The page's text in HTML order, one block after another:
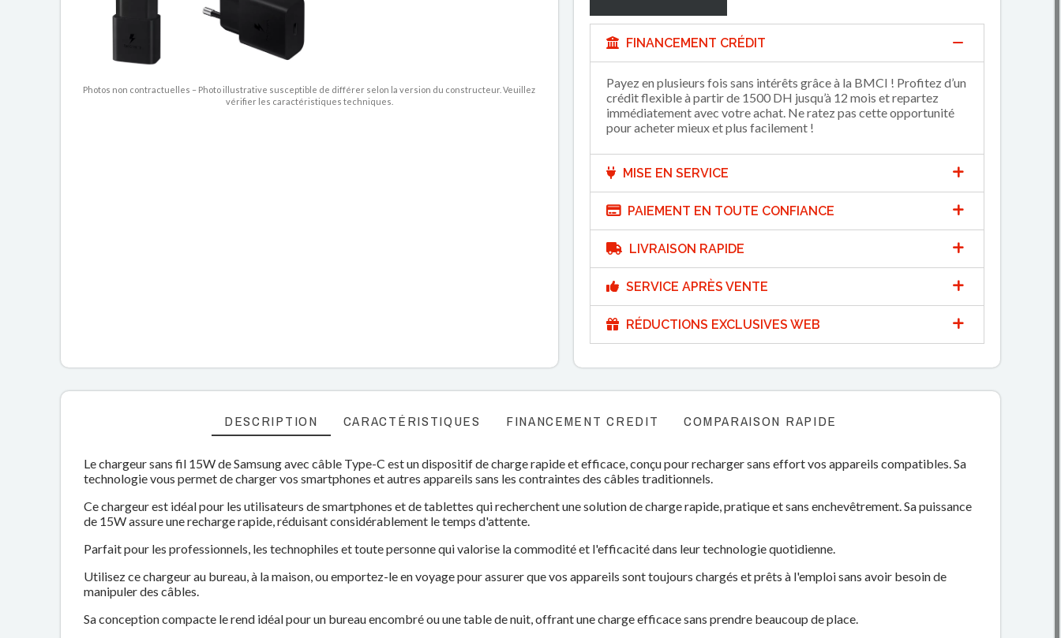
Photos non contractuelles – Photo illustrative susceptible de différer selon la version du constructeur. Veuillez
vérifier les caractéristiques techniques.
FINANCEMENT CRÉDIT
Payez en plusieurs fois sans intérêts grâce à la BMCI ! Profitez d’un
crédit flexible à partir de 1500 DH jusqu’à 12 mois et repartez
immédiatement avec votre achat. Ne ratez pas cette opportunité
pour acheter mieux et plus facilement !
MISE EN SERVICE
PAIEMENT EN TOUTE CONFIANCE
LIVRAISON RAPIDE
SERVICE APRÈS VENTE
RÉDUCTIONS EXCLUSIVES WEB
DESCRIPTION CARACTÉRISTIQUES FINANCEMENT CREDIT COMPARAISON RAPIDE
Le chargeur sans fil 15W de Samsung avec câble Type-C est un dispositif de charge rapide et efficace, conçu pour recharger sans effort vos appareils compatibles. Sa
technologie vous permet de charger vos smartphones et autres appareils sans les contraintes des câbles traditionnels.
Ce chargeur est idéal pour les utilisateurs de smartphones et de tablettes qui recherchent une solution de charge rapide, pratique et sans enchevêtrement. Sa puissance
de 15W assure une recharge rapide, réduisant considérablement le temps d'attente.
Parfait pour les professionnels, les technophiles et toute personne qui valorise la commodité et l'efficacité dans leur technologie quotidienne.
Utilisez ce chargeur au bureau, à la maison, ou emportez-le en voyage pour assurer que vos appareils sont toujours chargés et prêts à l'emploi sans avoir besoin de
manipuler des câbles.
Sa conception compacte le rend idéal pour un bureau encombré ou une table de nuit, offrant une charge efficace sans prendre beaucoup de place.